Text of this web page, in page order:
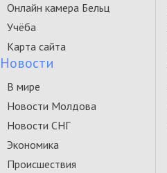
Онлайн камера Бельц
Учёба
Карта сайта
Новости
В мире
Новости Молдова
Новости СНГ
Экономика
Происшествия